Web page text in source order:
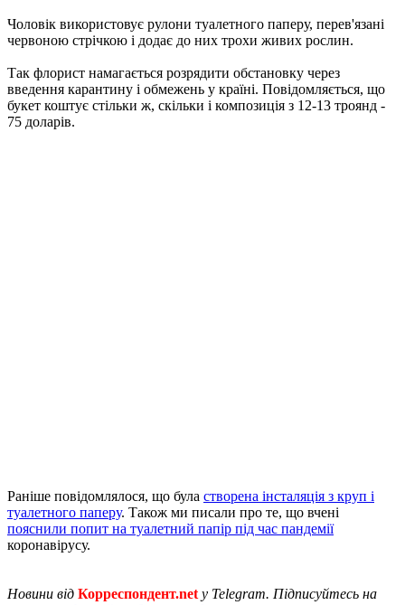
Чоловік використовує рулони туалетного паперу, перев'язані
червоною стрічкою і додає до них трохи живих рослин.
Так флорист намагається розрядити обстановку через
введення карантину і обмежень у країні. Повідомляється, що
букет коштує стільки ж, скільки і композиція з 12-13 троянд -
75 доларів.
Раніше повідомлялося, що була створена інсталяція з круп і
туалетного паперу. Також ми писали про те, що вчені
пояснили попит на туалетний папір під час пандемії
коронавірусу.
Новини від Корреспондент.net у Telegram. Підписуйтесь на